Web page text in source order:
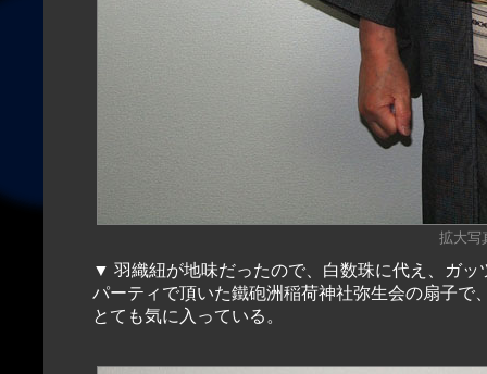
拡大写
▼ 羽織紐が地味だったので、白数珠に代え、ガ
パーティで頂いた鐵砲洲稲荷神社弥生会の扇子
とても気に入っている。